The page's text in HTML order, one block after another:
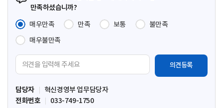
만족하셨습니까?
매우만족
만족 보통
불만족
매우불만족
견
입
력
담당자
혁신경영부 업무담당자
전화번호
033-749-1750